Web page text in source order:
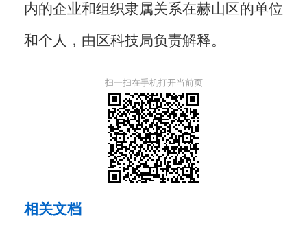
内的企业和组织隶属关系在赫山区的单位
和个人，由区科技局负责解释。
扫一扫在手机打开当前页
相关文档